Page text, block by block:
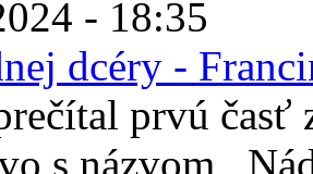
- 18:35
dcéry -
prvú časť
s názvom